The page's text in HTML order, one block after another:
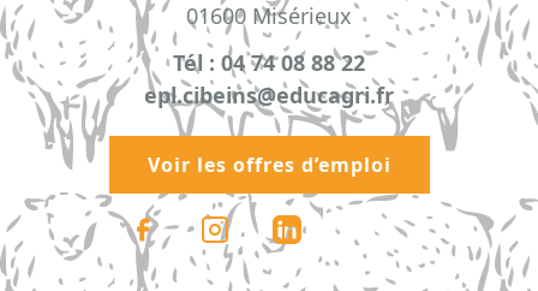
01600 Misérieux
Tél : 04 74 08 88 22
epl.cibeins@educagri.fr
Voir les offres d’emploi